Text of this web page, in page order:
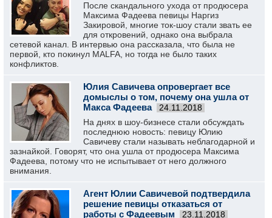
После скандального ухода от продюсера
Максима Фадеева певицы Наргиз
Закировой, многие ток-шоу стали звать ее
для откровений, однако она выбрала
сетевой канал. В интервью она рассказала, что была не
первой, кто покинул MALFA, но тогда не было таких
конфликтов.
Юлия Савичева опровергает все
домыслы о том, почему она ушла от
Макса Фадеева
24.11.2018
На днях в шоу-бизнесе стали обсуждать
последнюю новость: певицу Юлию
Савичеву стали называть неблагодарной и
зазнайкой. Говорят, что она ушла от продюсера Максима
Фадеева, потому что не испытывает от него должного
внимания.
Агент Юлии Савичевой подтвердила
решение певицы отказаться от
работы с Фадеевым
23.11.2018